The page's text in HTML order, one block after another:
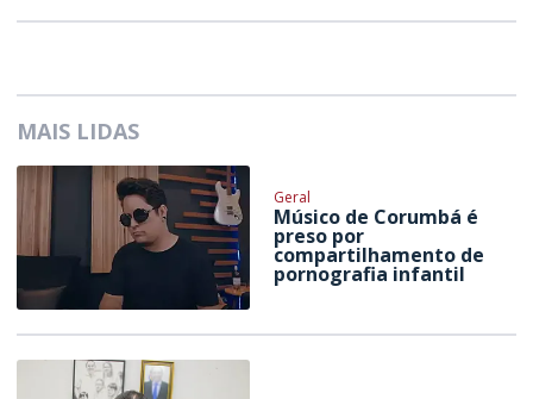
MAIS LIDAS
Geral
Músico de Corumbá é
preso por
compartilhamento de
pornografia infantil